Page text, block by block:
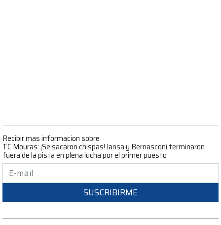
Recibir mas informacion sobre
TC Mouras: ¡Se sacaron chispas! Iansa y Bernasconi terminaron
fuera de la pista en plena lucha por el primer puesto
SUSCRIBIRME